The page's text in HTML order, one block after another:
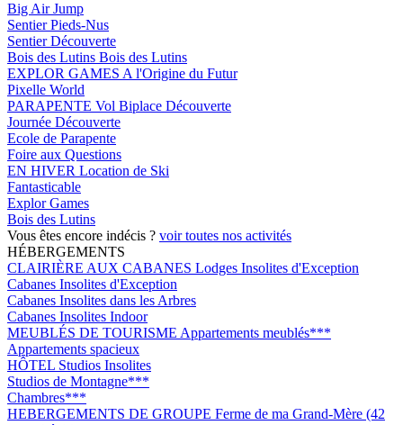
Big Air Jump
Sentier Pieds-Nus
Sentier Découverte
Bois des Lutins Bois des Lutins
EXPLOR GAMES A l'Origine du Futur
Pixelle World
PARAPENTE Vol Biplace Découverte
Journée Découverte
Ecole de Parapente
Foire aux Questions
EN HIVER Location de Ski
Fantasticable
Explor Games
Bois des Lutins
Vous êtes encore indécis ? voir toutes nos activités
HÉBERGEMENTS
CLAIRIÈRE AUX CABANES Lodges Insolites d'Exception
Cabanes Insolites d'Exception
Cabanes Insolites dans les Arbres
Cabanes Insolites Indoor
MEUBLÉS DE TOURISME Appartements meublés***
Appartements spacieux
HÔTEL Studios Insolites
Studios de Montagne***
Chambres***
HEBERGEMENTS DE GROUPE Ferme de ma Grand-Mère (42